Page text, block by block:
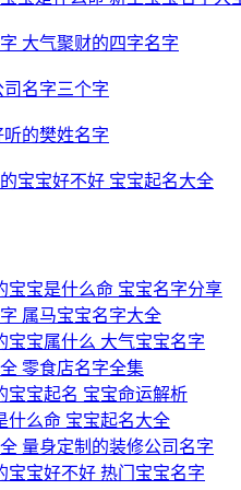
大气聚财的四字名字
名字三个字
的樊姓名字
宝宝好不好 宝宝起名大全
宝宝是什么命 宝宝名字分享
属马宝宝名字大全
宝宝属什么 大气宝宝名字
零食店名字全集
宝宝起名 宝宝命运解析
什么命 宝宝起名大全
量身定制的装修公司名字
宝宝好不好 热门宝宝名字